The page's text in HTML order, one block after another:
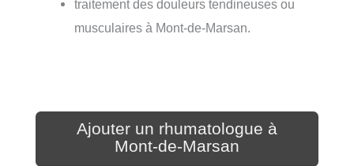
traitement des douleurs tendineuses ou
musculaires à Mont-de-Marsan.
Ajouter un rhumatologue à
Mont-de-Marsan